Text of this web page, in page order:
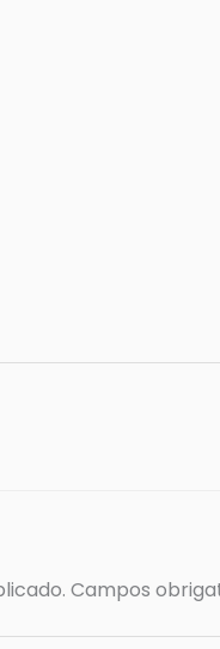
Campos